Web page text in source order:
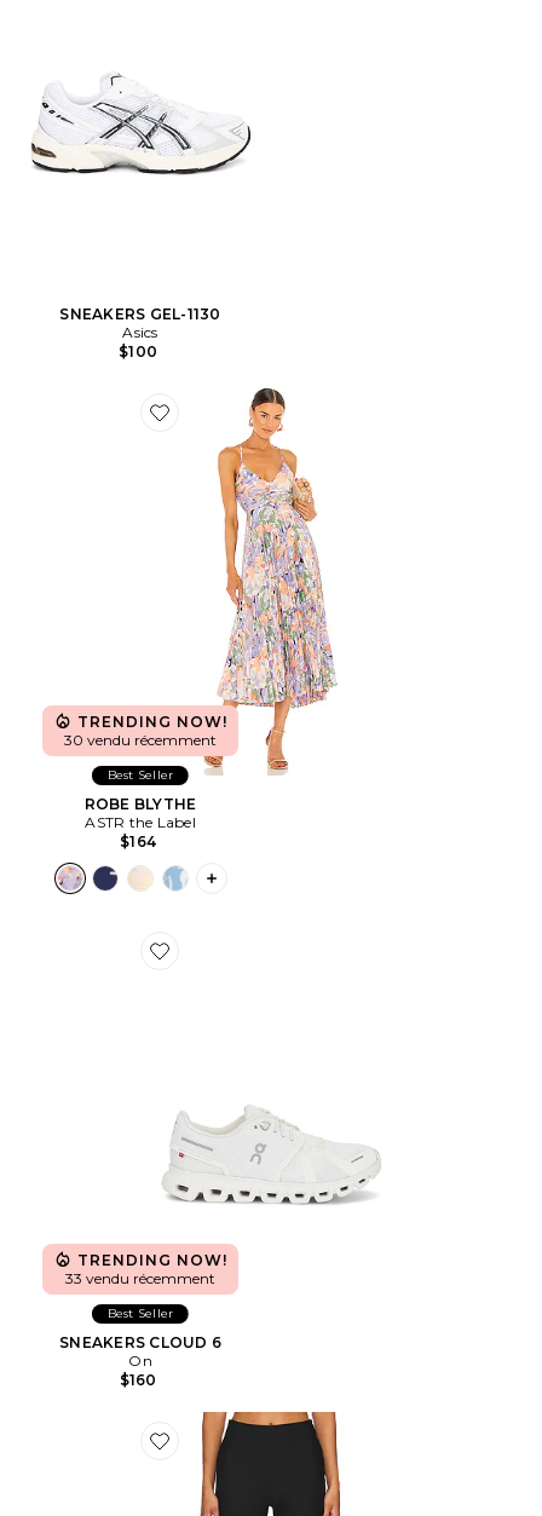
SNEAKERS GEL-1130
Asics
$100
Favorite ROBE BLYTHE
TRENDING NOW!
30 vendu récemment
Best Seller
ROBE BLYTHE
ASTR the Label
$164
PLUS ICON TO SEE MORE OPTIONS
Favorite SNEAKERS CLOUD 6
TRENDING NOW!
33 vendu récemment
Best Seller
SNEAKERS CLOUD 6
On
$160
Favorite Chaya Capri